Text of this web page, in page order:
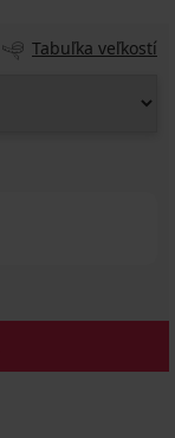
Tabuľka veľkostí